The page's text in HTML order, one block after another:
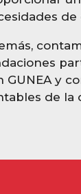
GUNEA y
de la